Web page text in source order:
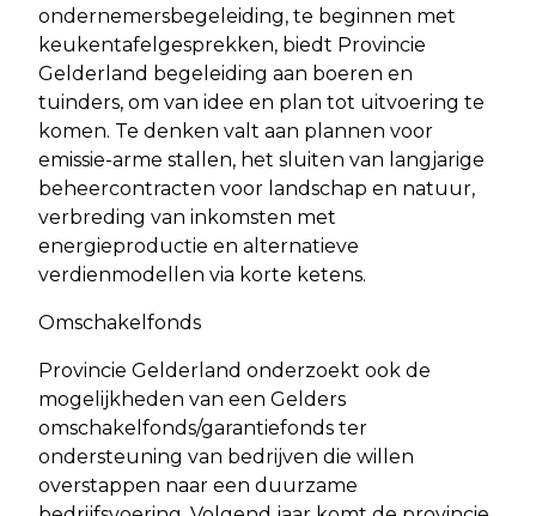
ondernemersbegeleiding, te beginnen met
keukentafelgesprekken, biedt Provincie
Gelderland begeleiding aan boeren en
tuinders, om van idee en plan tot uitvoering te
komen. Te denken valt aan plannen voor
emissie-arme stallen, het sluiten van langjarige
beheercontracten voor landschap en natuur,
verbreding van inkomsten met
energieproductie en alternatieve
verdienmodellen via korte ketens.
Omschakelfonds
Provincie Gelderland onderzoekt ook de
mogelijkheden van een Gelders
omschakelfonds/garantiefonds ter
ondersteuning van bedrijven die willen
overstappen naar een duurzame